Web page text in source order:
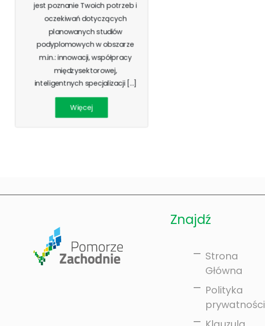
jest poznanie Twoich potrzeb i
oczekiwań dotyczących
planowanych studiów
podyplomowych w obszarze
m.in.: innowacji, współpracy
międzysektorowej,
inteligentnych specjalizacji […]
Więcej
Znajdź
Strona
Główna
Polityka
prywatności